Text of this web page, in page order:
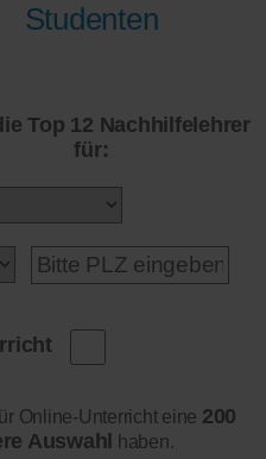
Studenten
Top 12 Nachhilfelehrer
für:
Online-Unterricht eine 200
Auswahl haben.